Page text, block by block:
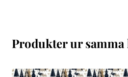
Produkter ur samma